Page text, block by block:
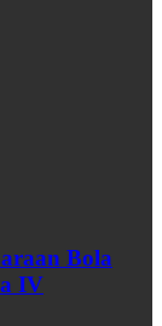
Bola
IV